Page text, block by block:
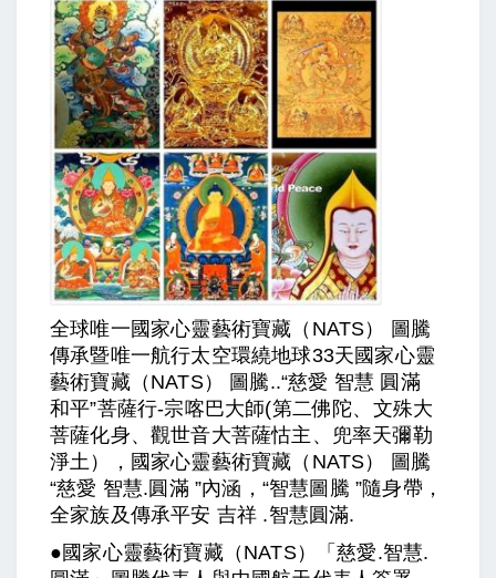
全球唯一國家心靈藝術寶藏（NATS） 圖騰
傳承暨唯一航行太空環繞地球33天國家心靈
藝術寶藏（NATS） 圖騰..“慈愛 智慧 圓滿
和平”菩薩行-宗喀巴大師(第二佛陀、文殊大
菩薩化身、觀世音大菩薩怙主、兜率天彌勒
淨土），國家心靈藝術寶藏（NATS） 圖騰
“慈愛 智慧.圓滿 ”內涵，“智慧圖騰 ”隨身帶，
全家族及傳承平安 吉祥 .智慧圓滿.
●國家心靈藝術寶藏（NATS）「慈愛.智慧.